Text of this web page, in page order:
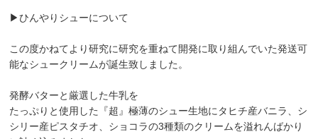
▶︎ひんやりシューについて
この度かねてより研究に研究を重ねて開発に取り組んでいた発送可
能なシュークリームが誕生致しました。
発酵バターと厳選した牛乳を
たっぷりと使用した『超』極薄のシュー生地にタヒチ産バニラ、シ
シリー産ピスタチオ、ショコラの3種類のクリームを溢れんばかり